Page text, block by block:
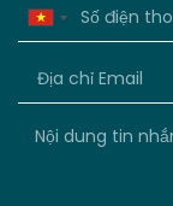
Vietnam